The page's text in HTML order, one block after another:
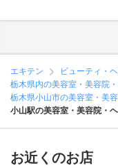
エキテン ビューティ・
栃木県内の美容室・美容院
栃木県小山市の美容室・美
小山駅の美容室・美容院・
お近くのお店